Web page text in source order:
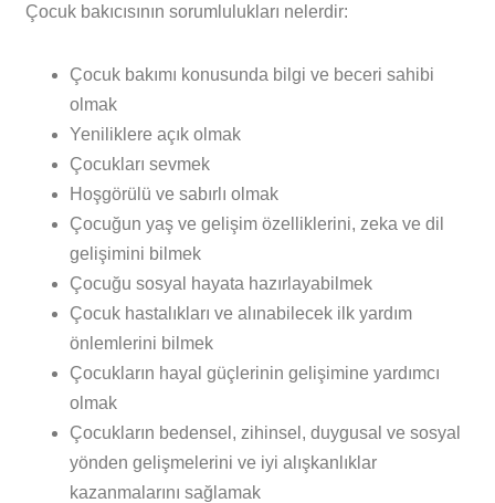
Çocuk bakıcısının sorumlulukları nelerdir:
Çocuk bakımı konusunda bilgi ve beceri sahibi
olmak
Yeniliklere açık olmak
Çocukları sevmek
Hoşgörülü ve sabırlı olmak
Çocuğun yaş ve gelişim özelliklerini, zeka ve dil
gelişimini bilmek
Çocuğu sosyal hayata hazırlayabilmek
Çocuk hastalıkları ve alınabilecek ilk yardım
önlemlerini bilmek
Çocukların hayal güçlerinin gelişimine yardımcı
olmak
Çocukların bedensel, zihinsel, duygusal ve sosyal
yönden gelişmelerini ve iyi alışkanlıklar
kazanmalarını sağlamak